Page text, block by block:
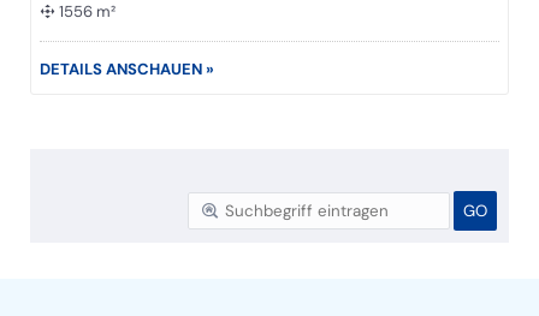
1556 m²
DETAILS ANSCHAUEN »